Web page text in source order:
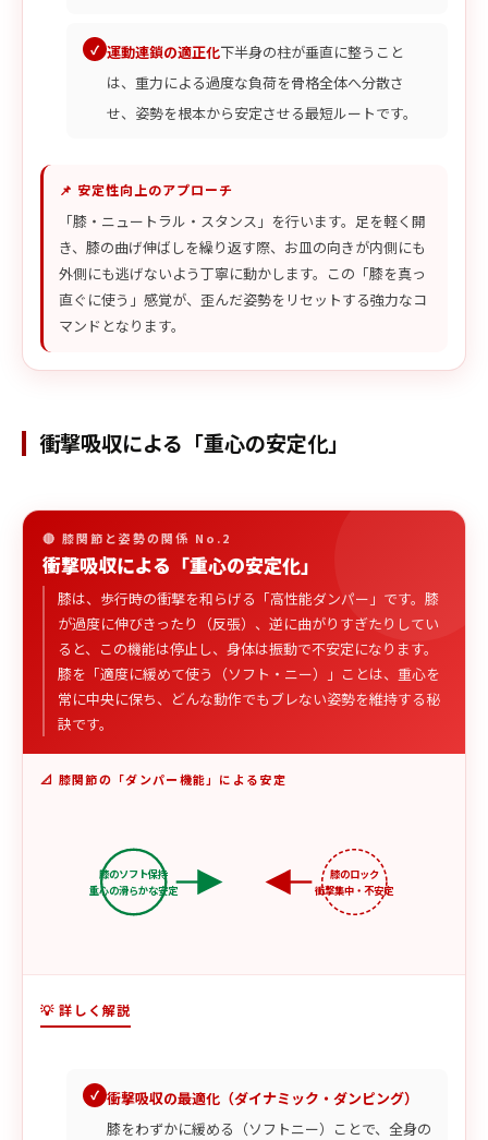
運動連鎖の適正化下半身の柱が垂直に整うこと
は、重力による過度な負荷を骨格全体へ分散さ
せ、姿勢を根本から安定させる最短ルートです。
📌 安定性向上のアプローチ
「膝・ニュートラル・スタンス」を行います。足を軽く開
き、膝の曲げ伸ばしを繰り返す際、お皿の向きが内側にも
外側にも逃げないよう丁寧に動かします。この「膝を真っ
直ぐに使う」感覚が、歪んだ姿勢をリセットする強力なコ
マンドとなります。
衝撃吸収による「重心の安定化」
🔴 膝関節と姿勢の関係 No.2
衝撃吸収による「重心の安定化」
膝は、歩行時の衝撃を和らげる「高性能ダンパー」です。膝
が過度に伸びきったり（反張）、逆に曲がりすぎたりしてい
ると、この機能は停止し、身体は振動で不安定になります。
膝を「適度に緩めて使う（ソフト・ニー）」ことは、重心を
常に中央に保ち、どんな動作でもブレない姿勢を維持する秘
訣です。
📐 膝関節の「ダンパー機能」による安定
膝のソフト保持
重心の滑らかな安定
膝のロック
衝撃集中・不安定
💡 詳しく解説
衝撃吸収の最適化（ダイナミック・ダンピング）
膝をわずかに緩める（ソフトニー）ことで、全身の